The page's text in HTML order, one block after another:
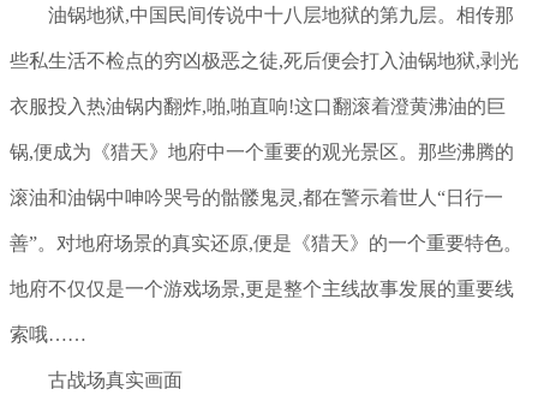
油锅地狱,中国民间传说中十八层地狱的第九层。相传那
些私生活不检点的穷凶极恶之徒,死后便会打入油锅地狱,剥光
衣服投入热油锅内翻炸,啪,啪直响!这口翻滚着澄黄沸油的巨
锅,便成为《猎天》地府中一个重要的观光景区。那些沸腾的
滚油和油锅中呻吟哭号的骷髅鬼灵,都在警示着世人“日行一
善”。对地府场景的真实还原,便是《猎天》的一个重要特色。
地府不仅仅是一个游戏场景,更是整个主线故事发展的重要线
索哦……
古战场真实画面